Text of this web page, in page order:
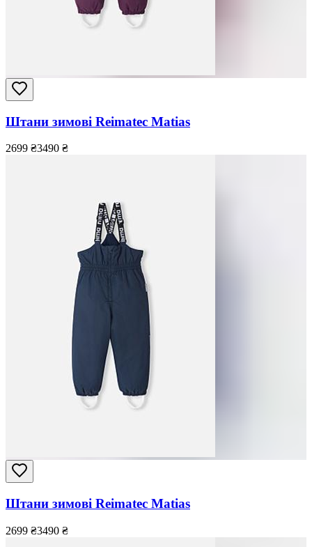
Штани зимові Reimatec Matias
2699 ₴3490 ₴
Штани зимові Reimatec Matias
2699 ₴3490 ₴